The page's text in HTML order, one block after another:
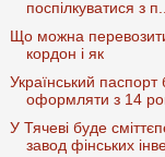
поспілкуватися з
Що можна
кордон і як
Український паспорт
оформляти з 14
У Тячеві буде
завод фінських